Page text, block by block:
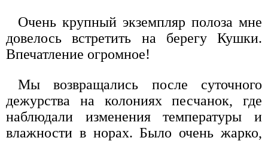
Очень крупный экземпляр полоза мне
довелось встретить на берегу Кушки.
Впечатление огромное!
Мы возвращались после суточного
дежурства на колониях песчанок, где
наблюдали изменения температуры и
влажности в норах. Было очень жарко,